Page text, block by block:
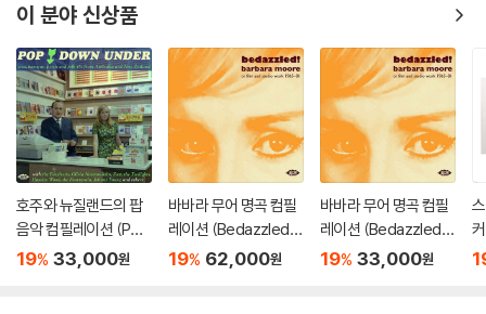
이 분야 신상품
호주와 뉴질랜드의 팝
음악 컴필레이션 (Pop
Down Under 1966-1
19% 33,000원
바바라 무어 명곡 컴필
레이션 (Bedazzled!
Barbara Moore TV, F
19% 62,000원
바바라 무어 명곡 컴필
레이션 (Bedazzled!
Barbara Moore TV, F
19% 33,000원